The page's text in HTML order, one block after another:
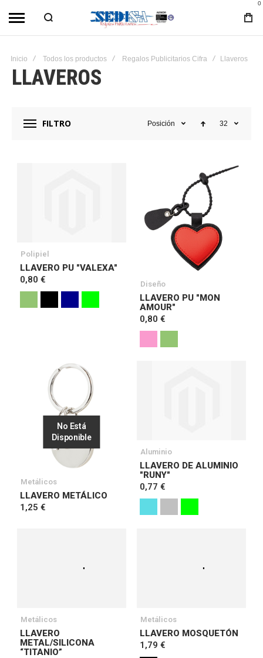
0
Inicio Todos los productos Regalos Publicitarios Cifra Llaveros
LLAVEROS
FILTRO Posición 32
Polipiel
LLAVERO PU "VALEXA"
0,80 €
Diseño
LLAVERO PU "MON
AMOUR"
0,80 €
No Está
Disponible
Metálicos
LLAVERO METÁLICO
1,25 €
Aluminio
LLAVERO DE ALUMINIO
"RUNY"
0,77 €
Metálicos
LLAVERO
METAL/SILICONA
“TITANIO”
Metálicos
LLAVERO MOSQUETÓN
1,79 €